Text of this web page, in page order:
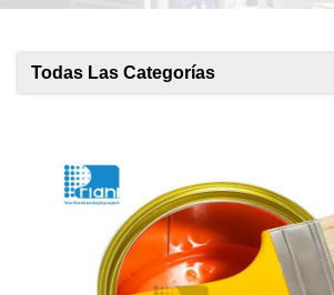
Todas Las Categorías